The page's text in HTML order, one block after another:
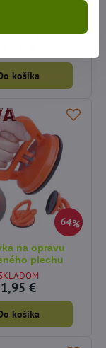
košíka
64%
na opravu
plechu
1,95 €
košíka